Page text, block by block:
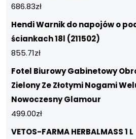
686.83zł
Hendi Warnik do napojów o
ściankach 18l (211502)
855.71zł
Fotel Biurowy Gabinetowy
Zielony Ze Złotymi Nogami
Nowoczesny Glamour
499.00zł
VETOS-FARMA HERBALMASS 1 L